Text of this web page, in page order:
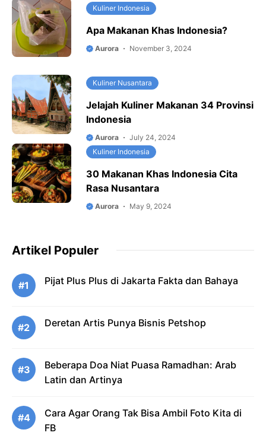
Kuliner Indonesia
Apa Makanan Khas Indonesia?
Aurora November 3, 2024
Kuliner Nusantara
Jelajah Kuliner Makanan 34 Provinsi
Indonesia
Aurora
July 24, 2024
Kuliner Indonesia
30 Makanan Khas Indonesia Cita
Rasa Nusantara
Aurora May 9, 2024
Artikel Populer
#1 Pijat Plus Plus di Jakarta Fakta dan Bahaya
#2 Deretan Artis Punya Bisnis Petshop
#3
Beberapa Doa Niat Puasa Ramadhan: Arab
Latin dan Artinya
#4
Cara Agar Orang Tak Bisa Ambil Foto Kita di
FB